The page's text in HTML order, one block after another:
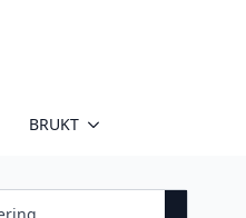
BRUKT